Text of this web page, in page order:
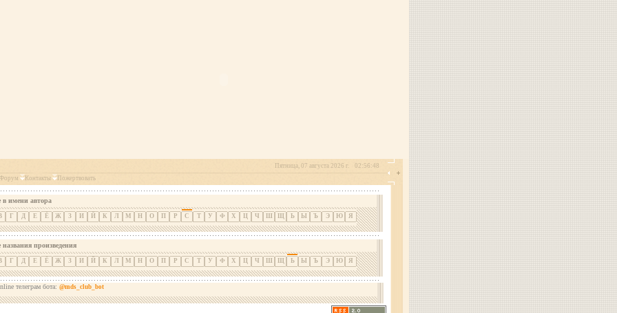
02:56:48
Пятница, 07 августа 2026 г.
Форум
Контакты Пожертвовать
в имени автора
Г Д Е Ё Ж З И Й К Л М Н О П Р С Т У Ф Х Ц Ч Ш Щ Ь Ы Ъ Э Ю Я
произведения
Г Д Е Ё Ж З И Й К Л М Н О П Р С Т У Ф Х Ц Ч Ш Щ Ь Ы Ъ Э Ю Я
телеграм бота: @mds_club_bot